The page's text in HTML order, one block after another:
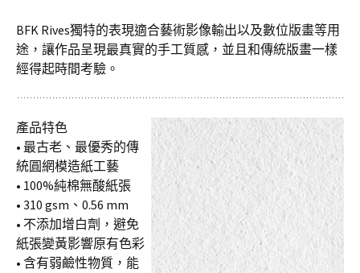
BFK Rives獨特的表現適合藝術影像輸出以及數位版畫等用
途，讓作品呈現最真實的手工質感，並且和傳統版畫一樣
經得起時間考驗。
產品特色
• 最古老、最優秀的傳
統圓網模造紙工藝
• 100%純棉無酸紙張
• 310 gsm、0.56 mm
• 不添加增白劑，避免
紙張變黃影響原有色彩
• 含有弱鹼性物質，能